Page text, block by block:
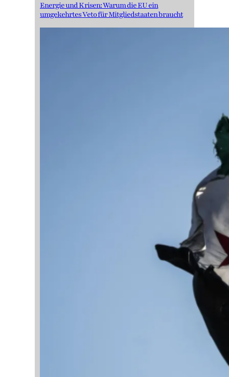
Energie und Krisen: Warum die EU ein
umgekehrtes Veto für Mitgliedstaaten braucht